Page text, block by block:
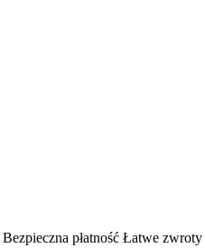
Bezpieczna płatność Łatwe zwroty